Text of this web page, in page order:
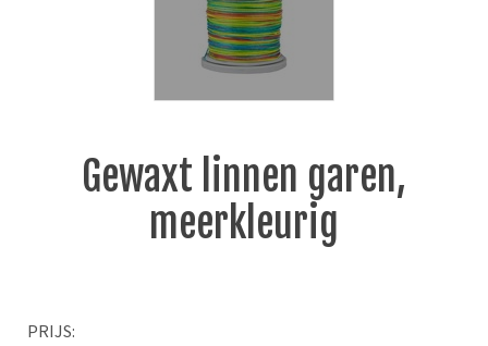
Gewaxt linnen garen,
meerkleurig
PRIJS